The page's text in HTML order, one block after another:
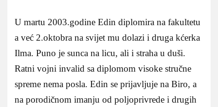
U martu 2003.godine Edin diplomira na fakultetu
a već 2.oktobra na svijet mu dolazi i druga kćerka
Ilma. Puno je sunca na licu, ali i straha u duši.
Ratni vojni invalid sa diplomom visoke stručne
spreme nema posla. Edin se prijavljuje na Biro, a
na porodičnom imanju od poljoprivrede i drugih